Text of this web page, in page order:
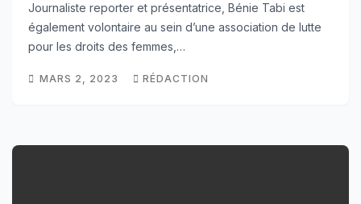
Journaliste reporter et présentatrice, Bénie Tabi est
également volontaire au sein d’une association de lutte
pour les droits des femmes,…
MARS 2, 2023 RÉDACTION